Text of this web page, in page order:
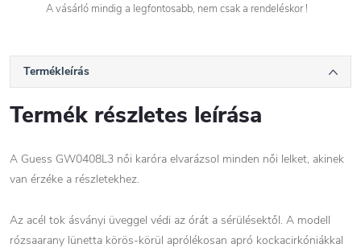
A vásárló mindig a legfontosabb, nem csak a rendeléskor !
Termékleírás
Termék részletes leírása
A Guess GW0408L3 női karóra elvarázsol minden női lelket, akinek
van érzéke a részletekhez.
Az acél tok ásványi üveggel védi az órát a sérülésektől. A modell
rózsaarany lünetta körös-körül aprólékosan apró kockacirkóniákkal